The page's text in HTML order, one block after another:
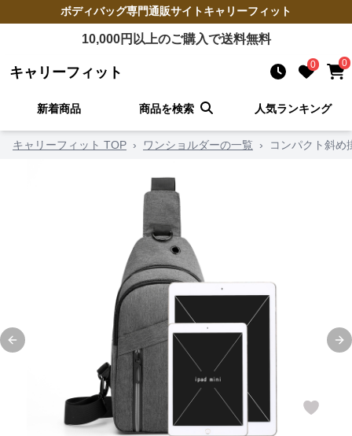
ボディバッグ専門通販サイトキャリーフィット
10,000円以上のご購入で送料無料
キャリーフィット 0 0
新着商品 商品を検索 人気ランキング
キャリーフィット TOP › ワンショルダーの一覧 › コンパクト斜め
Previous slide